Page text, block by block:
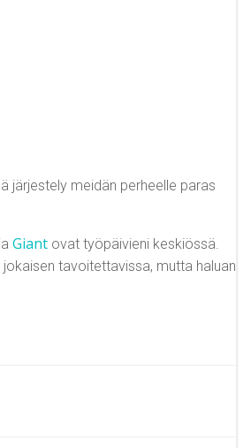
järjestely meidän perheelle paras
Giantovat työpäivieni keskiössä.
tavoitettavissa, mutta haluan